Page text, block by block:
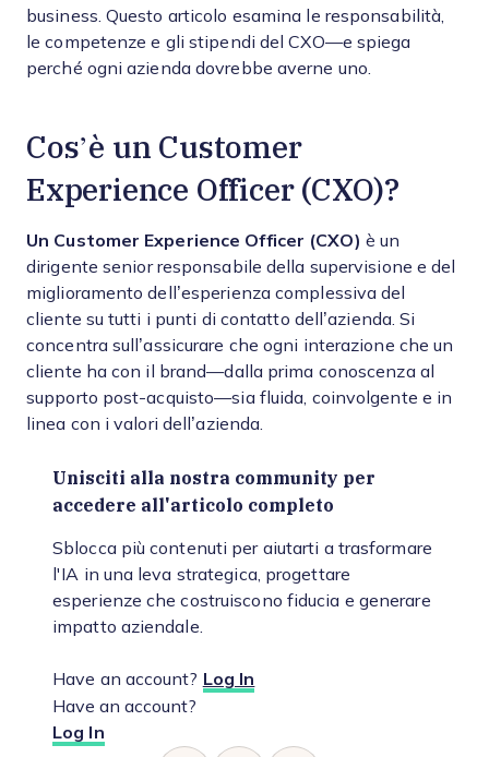
business. Questo articolo esamina le responsabilità,
le competenze e gli stipendi del CXO—e spiega
perché ogni azienda dovrebbe averne uno.
Cos’è un Customer
Experience Officer (CXO)?
Un Customer Experience Officer (CXO) è un
dirigente senior responsabile della supervisione e del
miglioramento dell’esperienza complessiva del
cliente su tutti i punti di contatto dell’azienda. Si
concentra sull’assicurare che ogni interazione che un
cliente ha con il brand—dalla prima conoscenza al
supporto post-acquisto—sia fluida, coinvolgente e in
linea con i valori dell’azienda.
Unisciti alla nostra community per
accedere all'articolo completo
Sblocca più contenuti per aiutarti a trasformare
l'IA in una leva strategica, progettare
esperienze che costruiscono fiducia e generare
impatto aziendale.
Have an account? Log In
Have an account?
Log In